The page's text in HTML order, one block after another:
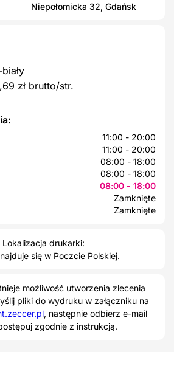
Niepołomicka 32, Gdańsk
11:00 - 20:00
11:00 - 20:00
08:00 - 18:00
08:00 - 18:00
08:00 - 18:00
Zamknięte
Zamknięte
zł brutto/str.
Lokalizacja drukarki:
się w Poczcie Polskiej.
możliwość utworzenia zlecenia
pliki do wydruku w załączniku na
, następnie odbierz e-mail
zgodnie z instrukcją.